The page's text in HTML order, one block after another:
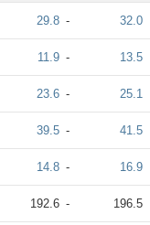
29.8 - 32.0
11.9 - 13.5
23.6 - 25.1
39.5 - 41.5
14.8 - 16.9
192.6 - 196.5